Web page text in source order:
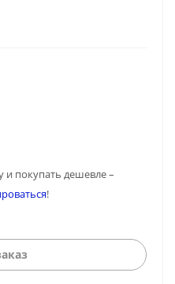
покупать дешевле –
!